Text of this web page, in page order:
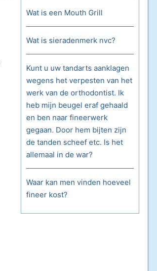
Wat is een Mouth Grill
Wat is sieradenmerk nvc?
Kunt u uw tandarts aanklagen
wegens het verpesten van het
werk van de orthodontist. Ik
heb mijn beugel eraf gehaald
en ben naar fineerwerk
gegaan. Door hem bijten zijn
de tanden scheef etc. Is het
allemaal in de war?
Waar kan men vinden hoeveel
fineer kost?